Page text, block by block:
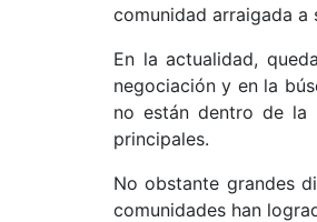
comunidad arraigada
En la actualidad,
negociación y en la
no están dentro de la
principales.
No obstante grandes
comunidades han